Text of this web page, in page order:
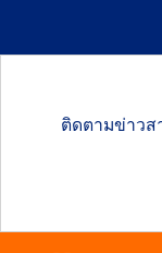
ติดตามข่าวส